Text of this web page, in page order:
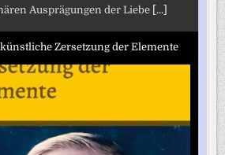
Ausprägungen der Liebe [...]
Zersetzung der Elemente